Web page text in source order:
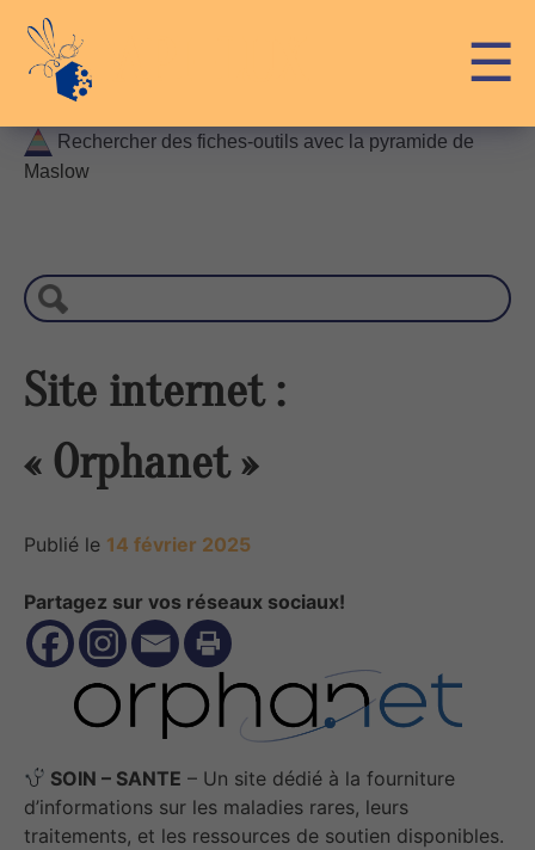
content
☰
Rechercher des fiches-outils avec la pyramide de
Maslow
c
h
r
c
e
Site internet :
« Orphanet »
Publié le 14 février 2025
Partagez sur vos réseaux sociaux!
SOIN – SANTE – Un site dédié à la fourniture
d’informations sur les maladies rares, leurs
traitements, et les ressources de soutien disponibles.